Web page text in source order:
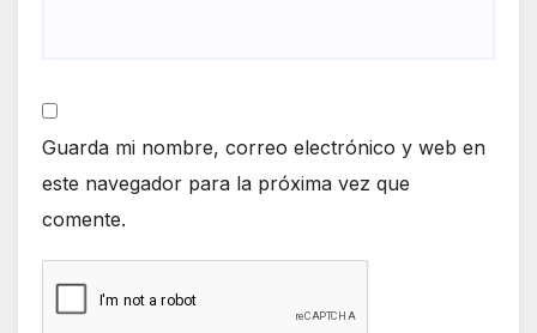
Guarda mi nombre, correo electrónico y web en
este navegador para la próxima vez que
comente.